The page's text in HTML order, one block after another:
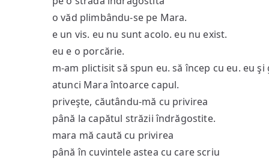
o văd plimbându-se pe Mara.
e un vis. eu nu sunt acolo. eu nu exist.
eu e o porcărie.
m-am plictisit să spun eu. să încep cu eu. eu şi
atunci Mara întoarce capul.
priveşte, căutându-mă cu privirea
până la capătul străzii îndrăgostite.
mara mă caută cu privirea
până în cuvintele astea cu care scriu